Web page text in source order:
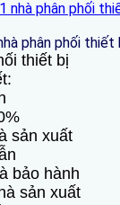
phân phối
thiết bị
sản xuất
bảo hành
sản xuất